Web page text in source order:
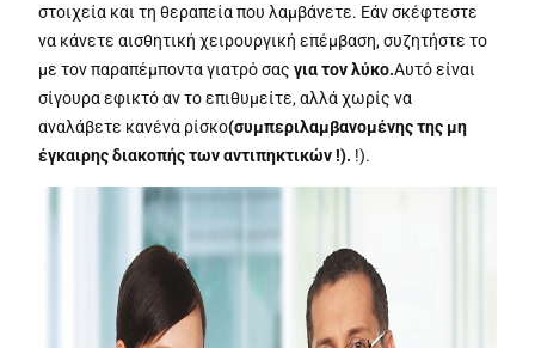
στοιχεία και τη θεραπεία που λαμβάνετε. Εάν σκέφτεστε
να κάνετε αισθητική χειρουργική επέμβαση, συζητήστε το
με τον παραπέμποντα γιατρό σαςγια τον λύκο.Αυτό είναι
σίγουρα εφικτό αν το επιθυμείτε, αλλά χωρίς να
αναλάβετε κανένα ρίσκο(συμπεριλαμβανομένης της μη
έγκαιρης διακοπής των αντιπηκτικών !). !).